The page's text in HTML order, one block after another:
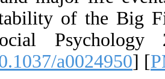
order
and
[